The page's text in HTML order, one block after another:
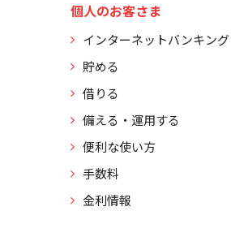
個人のお客さま
インターネットバンキング
貯める
借りる
備える・運用する
便利な使い方
手数料
金利情報